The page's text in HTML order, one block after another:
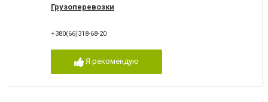
Грузоперевозки
+380(66)318-68-20
Я рекомендую